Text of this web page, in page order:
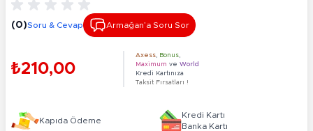
(0)Soru & Cevap Armağan’a Soru Sor
₺210,00
Axess Bonus
Maximum ve World
Kredi Kartınıza
Taksit Fırsatları !
Kapıda Ödeme
Kredi Kartı
Banka Kartı